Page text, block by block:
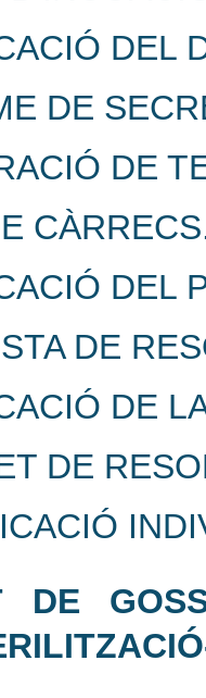
DEL
DE
DE
DEL
DE
DE
DE
DE